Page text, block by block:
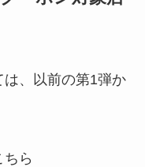
、以前の第1弾か
ら